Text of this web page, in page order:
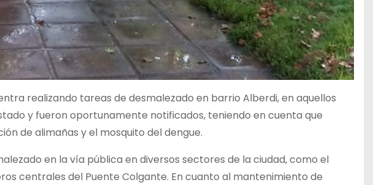
realizando tareas de desmalezado en barrio Alberdi, en aquellos
y fueron oportunamente notificados, teniendo en cuenta que
de alimañas y el mosquito del dengue.
en la vía pública en diversos sectores de la ciudad, como el
centrales del Puente Colgante. En cuanto al mantenimiento de